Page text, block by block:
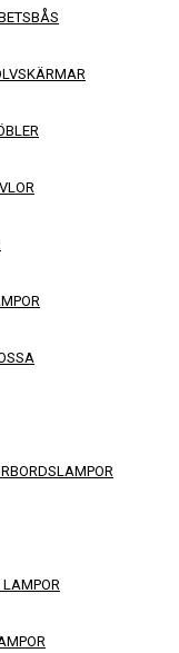
BORDSLAMPOR
LAMPOR